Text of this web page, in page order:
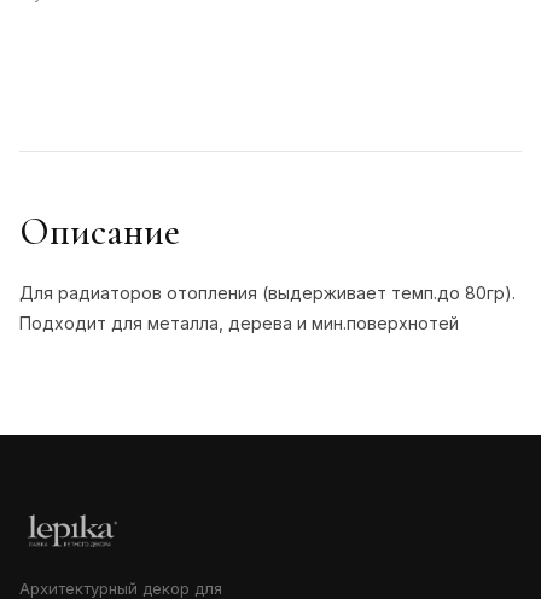
Описание
Для радиаторов отопления (выдерживает темп.до 80гр).
Подходит для металла, дерева и мин.поверхнотей
Архитектурный декор для